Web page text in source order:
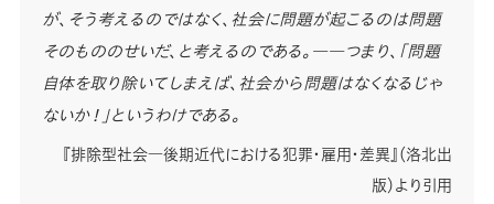
が、そう考えるのではなく、社会に問題が起こるのは問題
そのもののせいだ、と考えるのである。――つまり、「問題
自体を取り除いてしまえば、社会から問題はなくなるじゃ
ないか！」というわけである。
『排除型社会―後期近代における犯罪・雇用・差異』（洛北出
版）より引用